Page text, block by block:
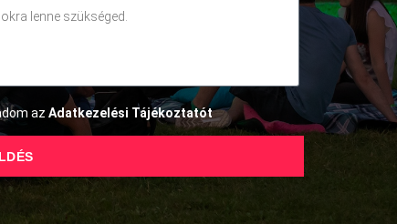
az Adatkezelési Tájékoztatót